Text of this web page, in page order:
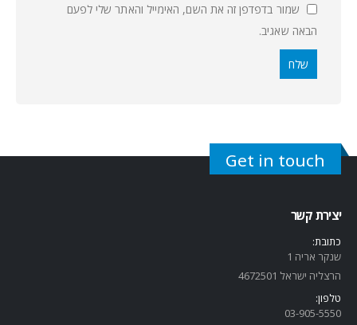
שמור בדפדפן זה את השם, האימייל והאתר שלי לפעם
הבאה שאגיב.
Get in touch
יצירת קשר
כתובת:
שנקר אריה 1
הרצליה ישראל 4672501
טלפון:
03-905-5550